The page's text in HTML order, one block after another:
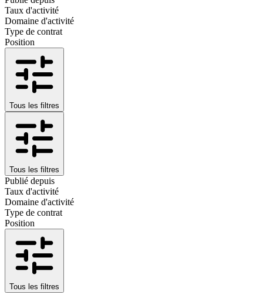
Taux d'activité
Domaine d'activité
Type de contrat
Position
Tous les filtres
Tous les filtres
Publié depuis
Taux d'activité
Domaine d'activité
Type de contrat
Position
Tous les filtres